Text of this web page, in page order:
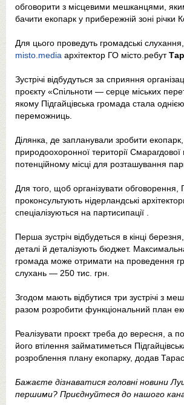
обговорити з місцевими мешканцями,
бачити екопарк у прибережній зоні річки
Для цього проведуть громадські
misto.media архітектор ГО місто.ребут
Зустрічі відбудуться за сприяння
проєкту «Спільноти — серце міських
якому Підгайцівська громада стала
переможниць.
Ділянка, де запланували зробити
природоохоронної території
потенційному місці для розташування
Для того, щоб організувати обговорення,
проконсультують нідерландські
спеціалізуються на партисипації .
Перша зустріч відбудеться в кінці
деталі й деталізують бюджет.
громада може отримати на проведення
слухань — 250 тис. грн.
Згодом мають відбутися три зустрічі з
разом розробити функціональний план
Реалізувати проєкт треба до вересня, а
його втілення займатиметься
розроблення плану екопарку, додав
Бажаєте дізнаватися головні новини
першими? Приєднуйтеся до нашого